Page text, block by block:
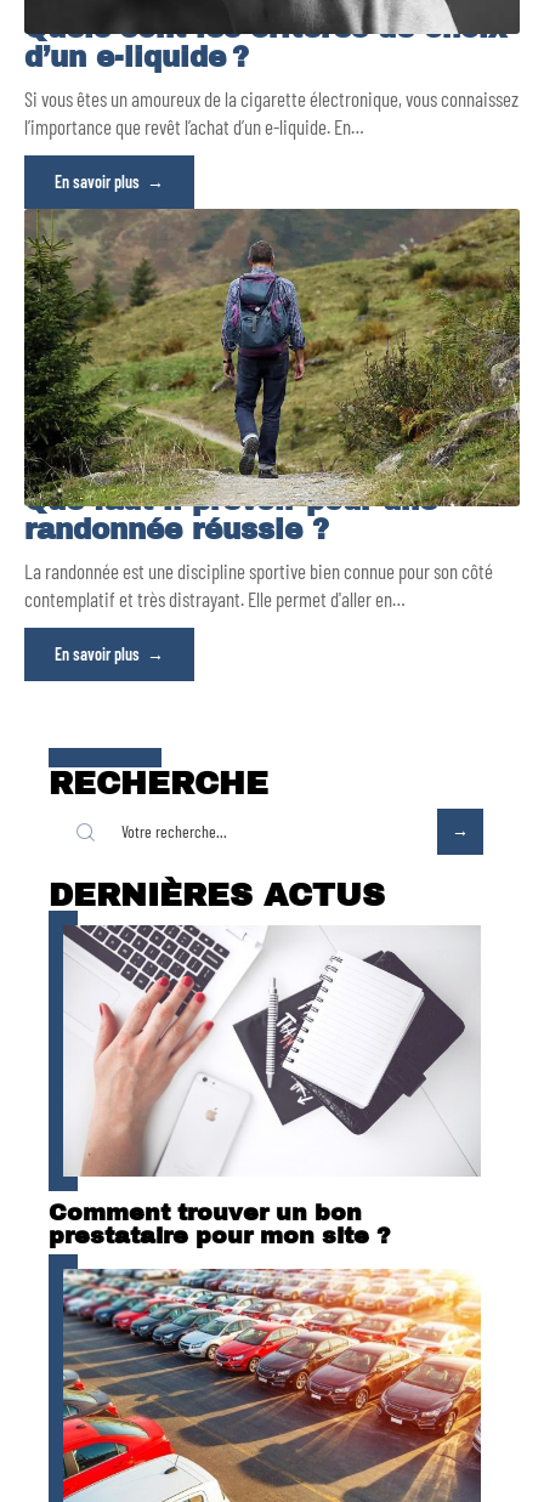
Quels sont les critères de choix
d’un e-liquide ?
Si vous êtes un amoureux de la cigarette électronique, vous connaissez
l’importance que revêt l’achat d’un e-liquide. En…
En savoir plus
Que faut-il prévoir pour une
randonnée réussie ?
La randonnée est une discipline sportive bien connue pour son côté
contemplatif et très distrayant. Elle permet d'aller en…
En savoir plus
RECHERCHE
DERNIÈRES ACTUS
Comment trouver un bon
prestataire pour mon site ?